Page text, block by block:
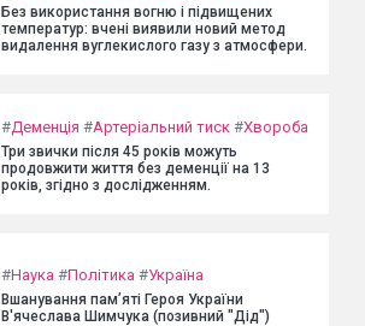
Без використання вогню і підвищених
температур: вчені виявили новий метод
видалення вуглекислого газу з атмосфери.
#Деменція #Артеріальний тиск #Хвороба
Три звички після 45 років можуть
продовжити життя без деменції на 13
років, згідно з дослідженням.
#Наука #Політика #Україна
Вшанування пам’яті Героя України
В'ячеслава Шимчука (позивний "Дід")